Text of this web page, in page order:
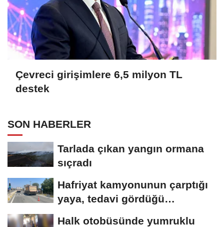
Çevreci girişimlere 6,5 milyon TL
destek
SON HABERLER
Tarlada çıkan yangın ormana
sıçradı
Hafriyat kamyonunun çarptığı
yaya, tedavi gördüğü
Halk otobüsünde yumruklu